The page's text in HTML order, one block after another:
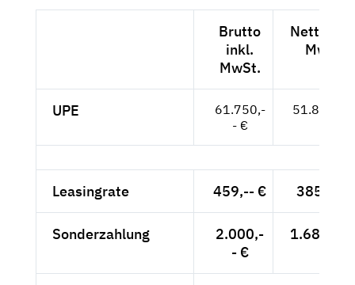
Brutto
inkl.
MwSt.
Netto
MwSt.
UPE
61.750,-
- €
51.891,--
Leasingrate 459,-- € 385,71 €
Sonderzahlung
2.000,-
- €
1.680,67